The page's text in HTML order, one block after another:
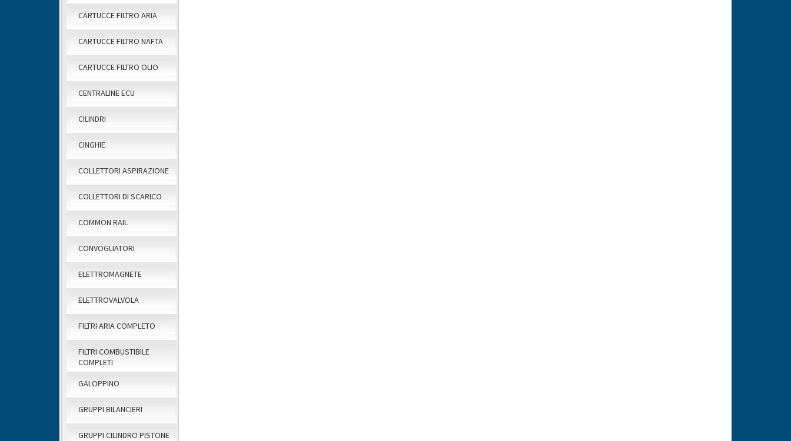
CARTUCCE FILTRO ARIA
CARTUCCE FILTRO NAFTA
CARTUCCE FILTRO OLIO
CENTRALINE ECU
CILINDRI
CINGHIE
COLLETTORI ASPIRAZIONE
COLLETTORI DI SCARICO
COMMON RAIL
CONVOGLIATORI
ELETTROMAGNETE
ELETTROVALVOLA
FILTRI ARIA COMPLETO
FILTRI COMBUSTIBILE
COMPLETI
GALOPPINO
GRUPPI BILANCIERI
GRUPPI CILINDRO PISTONE